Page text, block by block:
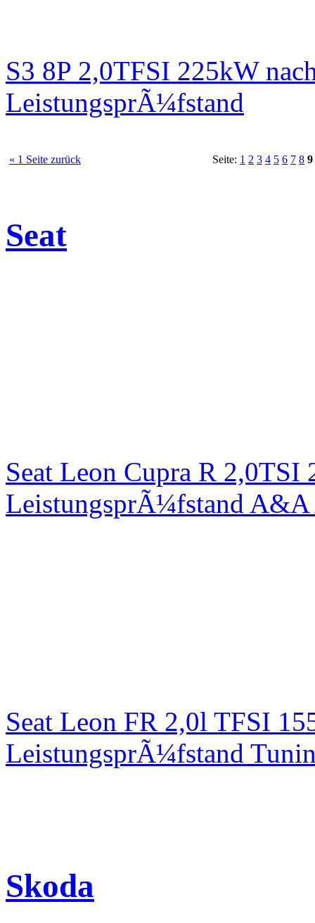
S3 8P 2,0TFSI 225kW
LeistungsprÃ¼fstand
« 1 Seite zurück Seite: 1 2 3 4 5 6 7 8 9
Seat
Seat Leon Cupra R
LeistungsprÃ¼fstand
Seat Leon FR 2,0l TFSI
LeistungsprÃ¼fstand
Skoda